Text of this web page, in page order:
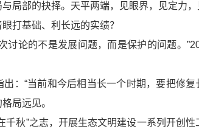
局部的抉择。天平两端，见眼界，见定力，
打基础、利长远的实绩？
讨论的不是发展问题，而是保护的问题。
：“当前和今后相当长一个时期，要把修
局远见。
千秋”之志，开展生态文明建设一系列开创